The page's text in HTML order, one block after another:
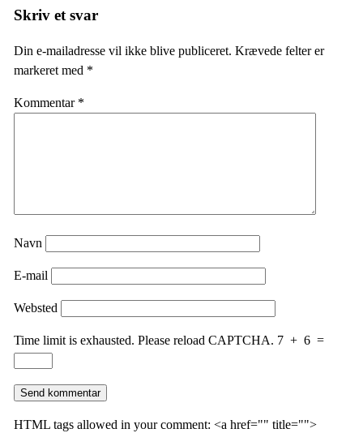
Skriv et svar
Din e-mailadresse vil ikke blive publiceret. Krævede felter er
markeret med *
Kommentar *
Navn
E-mail
Websted
Time limit is exhausted. Please reload CAPTCHA. 7 + 6 =
HTML tags allowed in your comment: <a href="" title="">